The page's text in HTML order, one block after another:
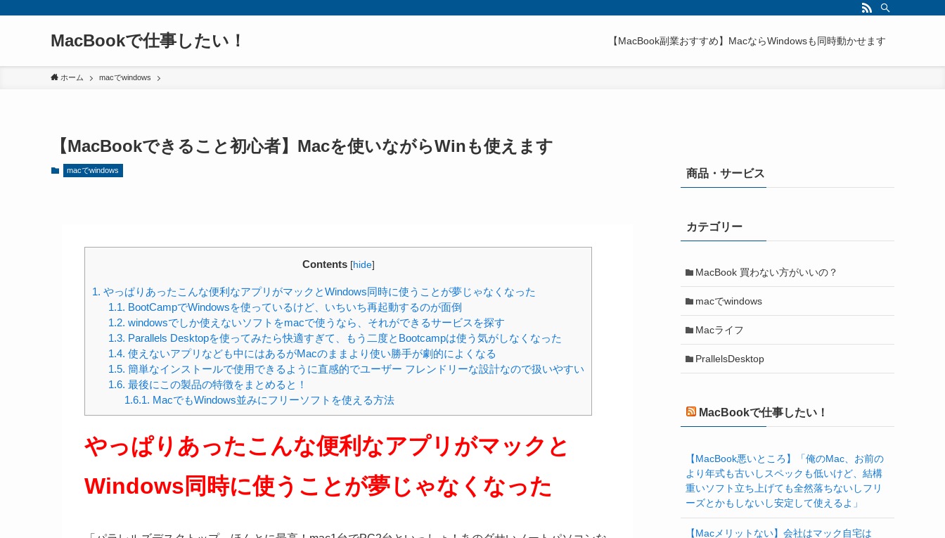
MacBookで仕事したい！ 【MacBook副業おすすめ】MacならWindowsも同時動かせます
ホーム macでwindows
【MacBookできること初心者】Macを使いながらWinも使えます
macでwindows
Contents [hide]
1. やっぱりあったこんな便利なアプリがマックとWindows同時に使うことが夢じゃなくなった
1.1. BootCampでWindowsを使っているけど、いちいち再起動するのが面倒
1.2. windowsでしか使えないソフトをmacで使うなら、それができるサービスを探す
1.3. Parallels Desktopを使ってみたら快適すぎて、もう二度とBootcampは使う気がしなくなった
1.4. 使えないアプリなども中にはあるがMacのままより使い勝手が劇的によくなる
1.5. 簡単なインストールで使用できるように直感的でユーザー フレンドリーな設計なので扱いやすい
1.6. 最後にこの製品の特徴をまとめると！
1.6.1. MacでもWindows並みにフリーソフトを使える方法
やっぱりあったこんな便利なアプリがマックと
Windows同時に使うことが夢じゃなくなった
商品・サービス
カテゴリー
MacBook 買わない方がいいの？
macでwindows
Macライフ
PrallelsDesktop
MacBookで仕事したい！
【MacBook悪いところ】「俺のMac、お前の
より年式も古いしスペックも低いけど、結構
重いソフト立ち上げても全然落ちないしフリ
ーズとかもしないし安定して使えるよ」
【Macメリットない】会社はマック自宅は